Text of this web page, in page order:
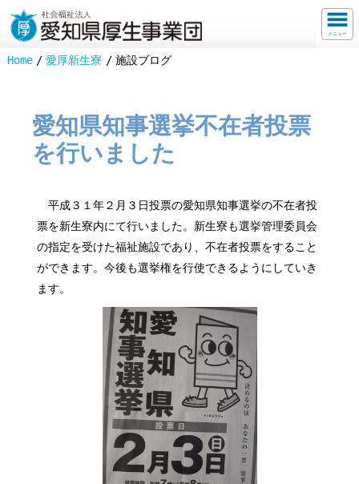
メニュー
Home 愛厚新生寮 施設ブログ
愛知県知事選挙不在者投票
を行いました
平成３１年２月３日投票の愛知県知事選挙の不在者投
票を新生寮内にて行いました。新生寮も選挙管理委員会
の指定を受けた福祉施設であり、不在者投票をすること
ができます。今後も選挙権を行使できるようにしていき
ます。